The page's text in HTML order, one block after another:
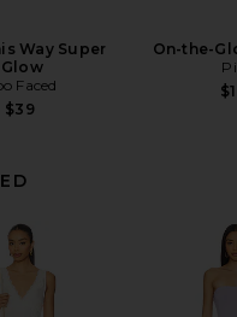
Way Super
Glow
Faced
$39
On-the-